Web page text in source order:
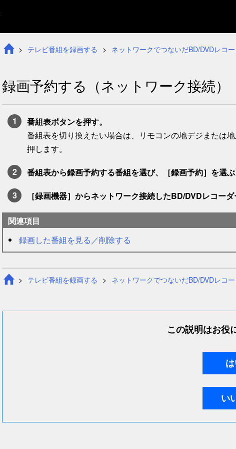
テレビ番組を録画する ネットワークでつないだBD/DVDレコ
録画予約する（ネットワーク接続）
番組表ボタンを押す。
番組表を切り換えたい場合は、リモコンの地デジまたは
押します。
番組表から録画予約する番組を選び、［録画予約］を選ぶ
［録画機器］からネットワーク接続したBD/DVDレコー
関連項目
録画した番組を見る／削除する
テレビ番組を録画する ネットワークでつないだBD/DVDレコ
この説明はお役